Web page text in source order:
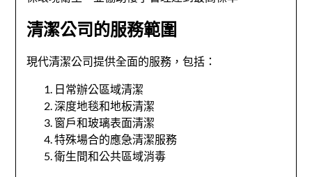
清潔公司的服務範圍
現代清潔公司提供全面的服務，包括：
日常辦公區域清潔
深度地毯和地板清潔
窗戶和玻璃表面清潔
特殊場合的應急清潔服務
衛生間和公共區域消毒